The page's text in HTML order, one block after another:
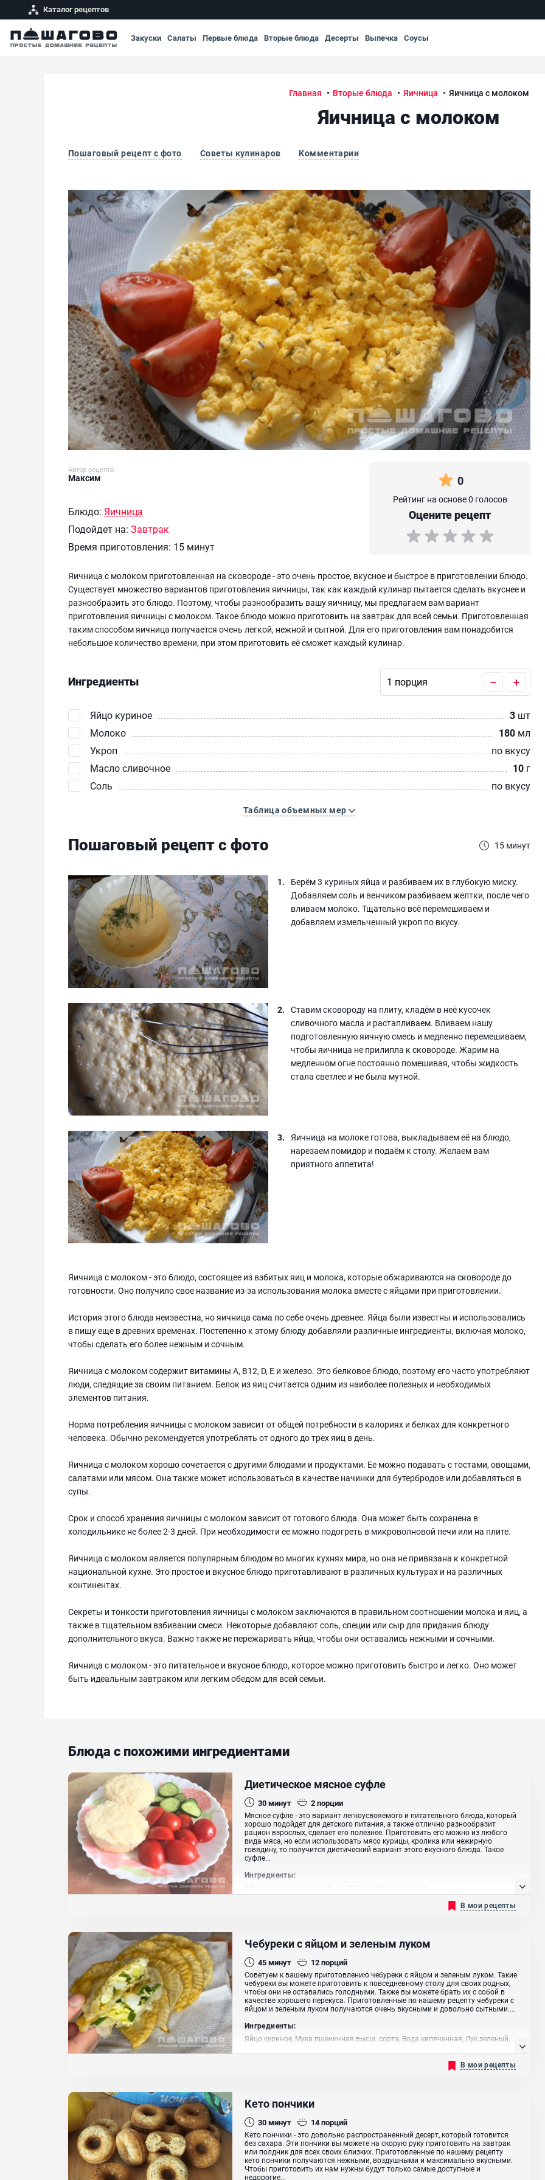
Каталог рецептов
Закуски Салаты Первые блюда Вторые блюда Десерты Выпечка Соусы
Главная Вторые блюда Яичница Яичница с молоком
Яичница с молоком
Пошаговый рецепт с фото Советы кулинаров Комментарии
Яичница с молоком
Автор рецепта:
Максим
Блюдо: Яичница
Подойдет на: Завтрак
Время приготовления: 15 минут
0
Рейтинг на основе 0 голосов
Оцените рецепт
Яичница с молоком приготовленная на сковороде - это очень простое, вкусное и быстрое в приготовлении блюдо.
Существует множество вариантов приготовления яичницы, так как каждый кулинар пытается сделать вкуснее и
разнообразить это блюдо. Поэтому, чтобы разнообразить вашу яичницу, мы предлагаем вам вариант
приготовления яичницы с молоком. Такое блюдо можно приготовить на завтрак для всей семьи. Приготовленная
таким способом яичница получается очень легкой, нежной и сытной. Для его приготовления вам понадобится
небольшое количество времени, при этом приготовить её сможет каждый кулинар.
Ингредиенты – +
Яйцо куриное 3 шт
Молоко
180 мл
Укроп
по вкусу
Масло сливочное
10 г
Соль
по вкусу
Таблица объемных мер
Пошаговый рецепт с фото 15 минут
Берём 3 куриных яйца и разбиваем их в глубокую миску.
Добавляем соль и венчиком разбиваем желтки, после чего
вливаем молоко. Тщательно всё перемешиваем и
добавляем измельченный укроп по вкусу.
Ставим сковороду на плиту, кладём в неё кусочек
сливочного масла и растапливаем. Вливаем нашу
подготовленную яичную смесь и медленно перемешиваем,
чтобы яичница не прилипла к сковороде. Жарим на
медленном огне постоянно помешивая, чтобы жидкость
стала светлее и не была мутной.
Яичница на молоке готова, выкладываем её на блюдо,
нарезаем помидор и подаём к столу. Желаем вам
приятного аппетита!
Яичница с молоком - это блюдо, состоящее из взбитых яиц и молока, которые обжариваются на сковороде до
готовности. Оно получило свое название из-за использования молока вместе с яйцами при приготовлении.
История этого блюда неизвестна, но яичница сама по себе очень древнее. Яйца были известны и использовались
в пищу еще в древних временах. Постепенно к этому блюду добавляли различные ингредиенты, включая молоко,
чтобы сделать его более нежным и сочным.
Яичница с молоком содержит витамины A, B12, D, E и железо. Это белковое блюдо, поэтому его часто употребляют
люди, следящие за своим питанием. Белок из яиц считается одним из наиболее полезных и необходимых
элементов питания.
Норма потребления яичницы с молоком зависит от общей потребности в калориях и белках для конкретного
человека. Обычно рекомендуется употреблять от одного до трех яиц в день.
Яичница с молоком хорошо сочетается с другими блюдами и продуктами. Ее можно подавать с тостами, овощами,
салатами или мясом. Она также может использоваться в качестве начинки для бутербродов или добавляться в
супы.
Срок и способ хранения яичницы с молоком зависит от готового блюда. Она может быть сохранена в
холодильнике не более 2-3 дней. При необходимости ее можно подогреть в микроволновой печи или на плите.
Яичница с молоком является популярным блюдом во многих кухнях мира, но она не привязана к конкретной
национальной кухне. Это простое и вкусное блюдо приготавливают в различных культурах и на различных
континентах.
Секреты и тонкости приготовления яичницы с молоком заключаются в правильном соотношении молока и яиц, а
также в тщательном взбивании смеси. Некоторые добавляют соль, специи или сыр для придания блюду
дополнительного вкуса. Важно также не пережаривать яйца, чтобы они оставались нежными и сочными.
Яичница с молоком - это питательное и вкусное блюдо, которое можно приготовить быстро и легко. Оно может
быть идеальным завтраком или легким обедом для всей семьи.
Блюда с похожими ингредиентами
Диетическое мясное суфле
30минут 2порции
Мясное суфле - это вариант легкоусвояемого и питательного блюда, который
хорошо подойдет для детского питания, а также отлично разнообразит
рацион взрослых, сделает его полезнее. Приготовить его можно из любого
вида мяса, но если использовать мясо курицы, кролика или нежирную
говядину, то получится диетический вариант этого вкусного блюда. Такое
суфле...
Ингредиенты:
Яйцо куриное, Куриное филе, Молоко, Крупа манная
В мои рецепты
Чебуреки с яйцом и зеленым луком
45минут 12порций
Советуем к вашему приготовлению чебуреки с яйцом и зеленым луком. Такие
чебуреки вы можете приготовить к повседневному столу для своих родных,
чтобы они не оставались голодными. Также вы можете брать их с собой в
качестве хорошего перекуса. Приготовленные по нашему рецепту чебуреки с
яйцом и зеленым луком получаются очень вкусными и довольно сытными....
Ингредиенты:
Яйцо куриное, Мука пшеничная высш. сорта, Вода кипяченная, Лук зеленый,
В мои рецепты
Кето пончики
30минут 14порций
Кето пончики - это довольно распространенный десерт, который готовится
без сахара. Эти пончики вы можете на скорую руку приготовить на завтрак
или полдник для всех своих близких. Приготовленные по нашему рецепту
кето пончики получаются нежными, воздушными и максимально вкусными.
Чтобы приготовить их нам нужны будут только самые доступные и
недорогие...